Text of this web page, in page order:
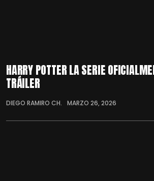
HARRY POTTER LA SERIE
TRÁILER
DIEGO RAMIRO CH. MARZO 26, 2026